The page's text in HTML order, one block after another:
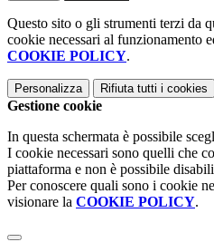
Questo sito o gli strumenti terzi da
cookie necessari al funzionamento
COOKIE POLICY.
Personalizza Rifiuta tutti i cookies
Gestione cookie
In questa schermata è possibile
I cookie necessari sono quelli che
piattaforma e non è possibile
Per conoscere quali sono i cookie
visionare la COOKIE POLICY.